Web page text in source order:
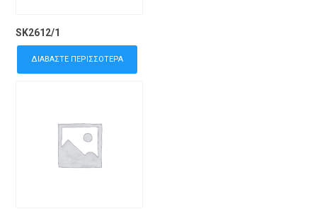
SK2612/1
ΔΙΑΒΆΣΤΕ ΠΕΡΙΣΣΌΤΕΡΑ